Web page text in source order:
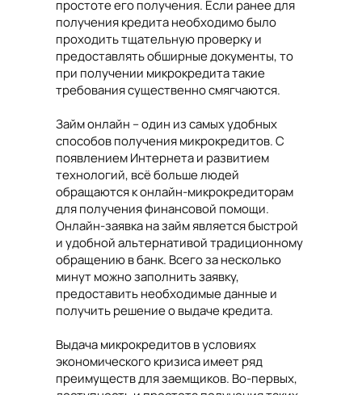
простоте его получения. Если ранее для
получения кредита необходимо было
проходить тщательную проверку и
предоставлять обширные документы, то
при получении микрокредита такие
требования существенно смягчаются.
Займ онлайн – один из самых удобных
способов получения микрокредитов. С
появлением Интернета и развитием
технологий, всё больше людей
обращаются к онлайн-микрокредиторам
для получения финансовой помощи.
Онлайн-заявка на займ является быстрой
и удобной альтернативой традиционному
обращению в банк. Всего за несколько
минут можно заполнить заявку,
предоставить необходимые данные и
получить решение о выдаче кредита.
Выдача микрокредитов в условиях
экономического кризиса имеет ряд
преимуществ для заемщиков. Во-первых,